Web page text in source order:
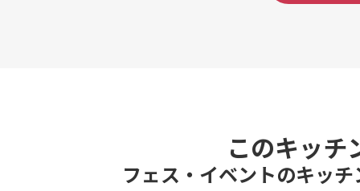
このキッチ
フェス・イベントのキッ